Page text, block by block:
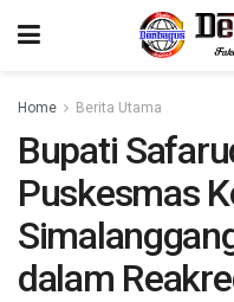
Home Berita Utama
Bupati
Puskesmas
dalam